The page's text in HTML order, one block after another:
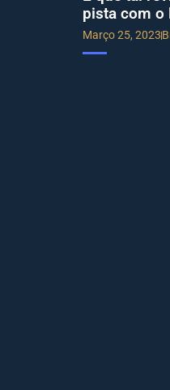
pista com o
Março 25, 2023